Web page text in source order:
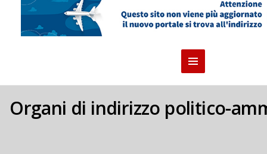
Organi di indirizzo politico-